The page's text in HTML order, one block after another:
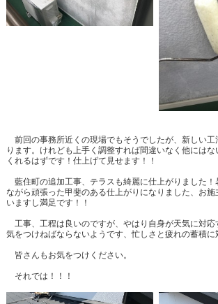
前回の事務所近くの現場でもそうでしたが、新しい工
ります。けれども上手く調整すれば間違いなく他には
くれるはずです！仕上げて見せます！！
藍住町の追加工事、テラスも綺麗に仕上がりました！
ながら頑張った甲斐のある仕上がりになりました、お
いますし満足です！！
工事、工程は良いのですが、やはり自身が天気に対応
気をつけねばならないようです、忙しさと疲れの蓄積に
皆さんもお気をつけください。
それでは！！！